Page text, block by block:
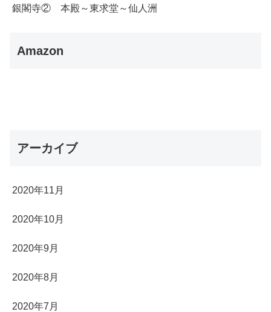
銀閣寺② 本殿～東求堂～仙人洲
Amazon
アーカイブ
2020年11月
2020年10月
2020年9月
2020年8月
2020年7月